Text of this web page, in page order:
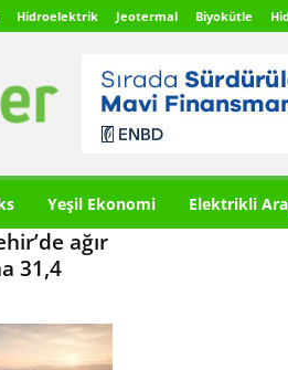
Hidroelektrik Jeotermal Biyokütle
Yeşil Ekonomi Elektrikli
ağır
31,4